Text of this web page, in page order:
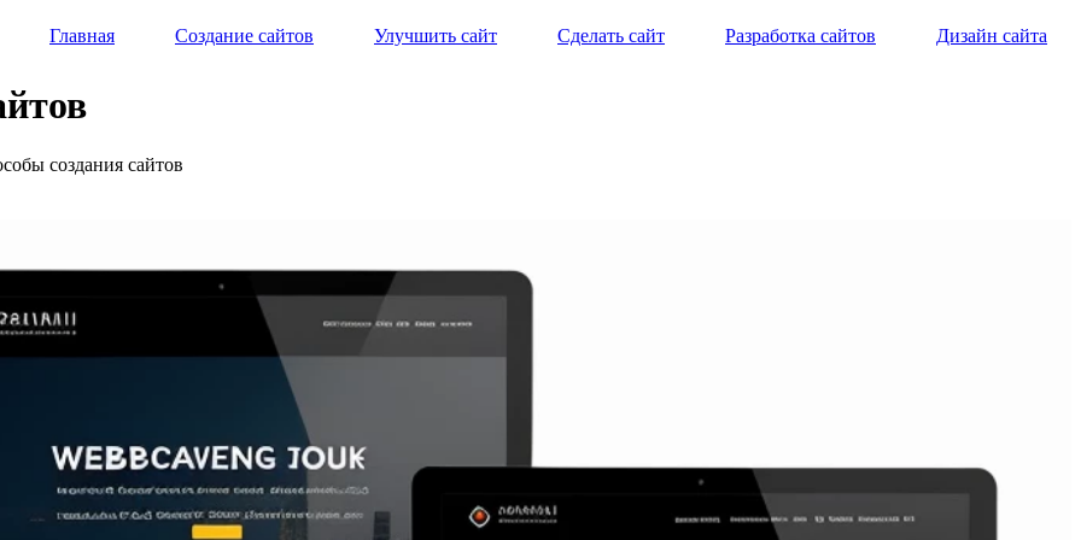
Главная Создание сайтов Улучшить сайт Сделать сайт Разработка сайтов Дизайн сайта
создания сайтов